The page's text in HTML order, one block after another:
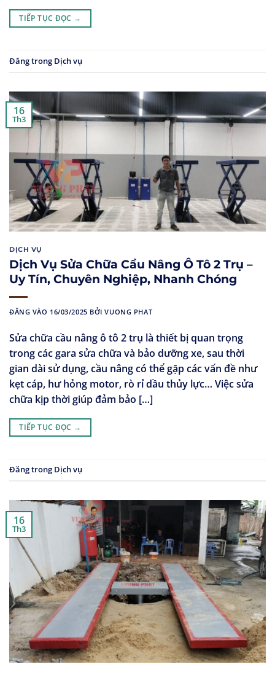
TIẾP TỤC ĐỌC →
Đăng trong Dịch vụ
16
Th3
DỊCH VỤ
Dịch Vụ Sửa Chữa Cầu Nâng Ô Tô 2 Trụ –
Uy Tín, Chuyên Nghiệp, Nhanh Chóng
ĐĂNG VÀO 16/03/2025 BỞIVUONG PHAT
Sửa chữa cầu nâng ô tô 2 trụ là thiết bị quan trọng
trong các gara sửa chữa và bảo dưỡng xe, sau thời
gian dài sử dụng, cầu nâng có thể gặp các vấn đề như
kẹt cáp, hư hỏng motor, rò rỉ dầu thủy lực… Việc sửa
chữa kịp thời giúp đảm bảo […]
TIẾP TỤC ĐỌC →
Đăng trong Dịch vụ
16
Th3